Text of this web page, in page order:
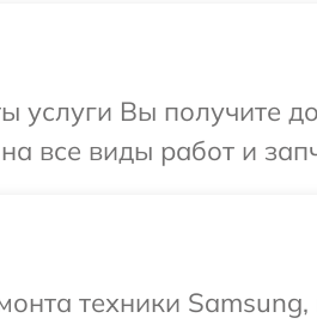
услуги Вы получите
все виды работ и
техники